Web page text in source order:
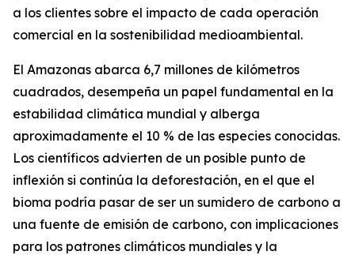
a los clientes sobre el impacto de cada operación
comercial en la sostenibilidad medioambiental.
El Amazonas abarca 6,7 millones de kilómetros
cuadrados, desempeña un papel fundamental en la
estabilidad climática mundial y alberga
aproximadamente el 10 % de las especies conocidas.
Los científicos advierten de un posible punto de
inflexión si continúa la deforestación, en el que el
bioma podría pasar de ser un sumidero de carbono a
una fuente de emisión de carbono, con implicaciones
para los patrones climáticos mundiales y la